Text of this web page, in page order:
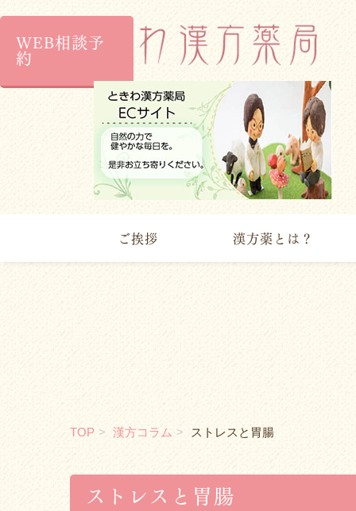
WEB相談予
約
ご挨拶 漢方薬とは？
TOP 漢方コラム ストレスと胃腸
ストレスと胃腸